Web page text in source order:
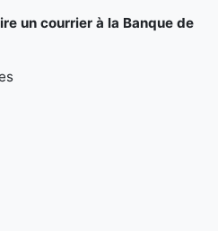
un courrier à la Banque de